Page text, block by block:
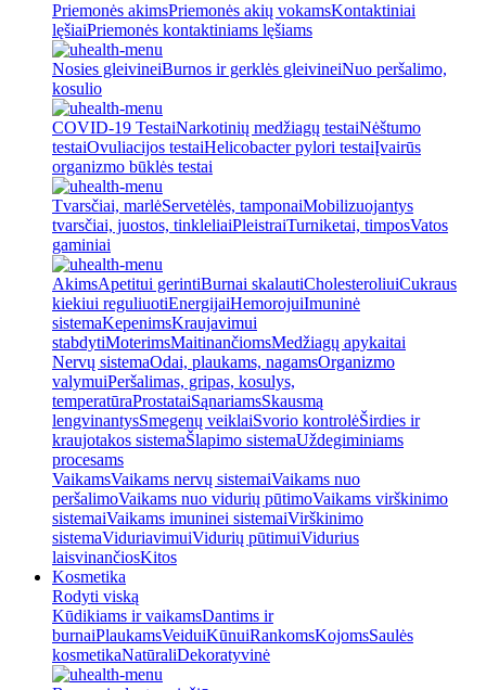
Priemonės akimsPriemonės akių vokamsKontaktiniai
lęšiaiPriemonės kontaktiniams lęšiams
Nosies gleivineiBurnos ir gerklės gleivineiNuo peršalimo,
kosulio
COVID-19 TestaiNarkotinių medžiagų testaiNėštumo
testaiOvuliacijos testaiHelicobacter pylori testaiĮvairūs
organizmo būklės testai
Tvarsčiai, marlėServetėlės, tamponaiMobilizuojantys
tvarsčiai, juostos, tinkleliaiPleistraiTurniketai, timposVatos
gaminiai
AkimsApetitui gerintiBurnai skalautiCholesteroliuiCukraus
kiekiui reguliuotiEnergijaiHemorojuiImuninė
sistemaKepenimsKraujavimui
stabdytiMoterimsMaitinančiomsMedžiagų apykaitai
Nervų sistemaOdai, plaukams, nagamsOrganizmo
valymuiPeršalimas, gripas, kosulys,
temperatūraProstataiSąnariamsSkausmą
lengvinantysSmegenų veiklaiSvorio kontrolėŠirdies ir
kraujotakos sistemaŠlapimo sistemaUždegiminiams
procesams
VaikamsVaikams nervų sistemaiVaikams nuo
peršalimoVaikams nuo vidurių pūtimoVaikams virškinimo
sistemaiVaikams imuninei sistemaiVirškinimo
sistemaViduriavimuiVidurių pūtimuiVidurius
laisvinančiosKitos
Kosmetika
Rodyti viską
Kūdikiams ir vaikamsDantims ir
burnaiPlaukamsVeiduiKūnuiRankomsKojomsSaulės
kosmetikaNatūraliDekoratyvinė